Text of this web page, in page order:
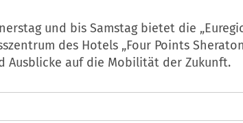
und bis Samstag bietet die
des Hotels „Four Points
Ausblicke auf die Mobilität der Zukunft.